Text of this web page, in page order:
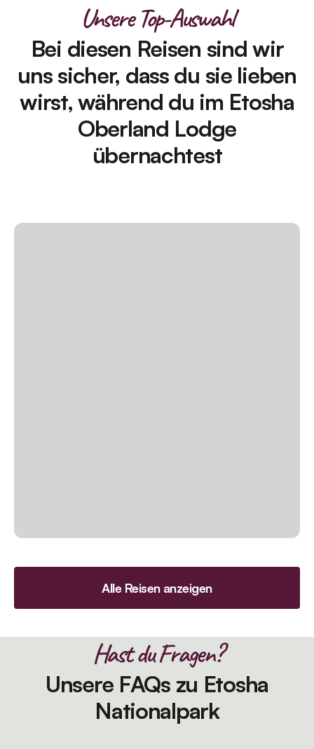
Unsere Top-Auswahl
Bei diesen Reisen sind wir
uns sicher, dass du sie lieben
wirst, während du im Etosha
Oberland Lodge
übernachtest
Alle Reisen anzeigen
Hast du Fragen?
Unsere FAQs zu Etosha
Nationalpark